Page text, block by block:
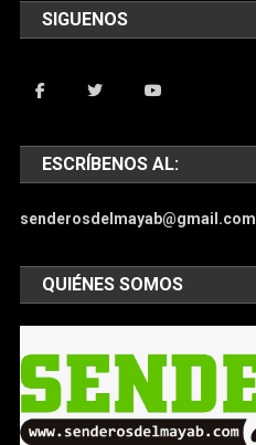
SIGUENOS
ESCRÍBENOS AL:
senderosdelmayab@gmail.com
QUIÉNES SOMOS